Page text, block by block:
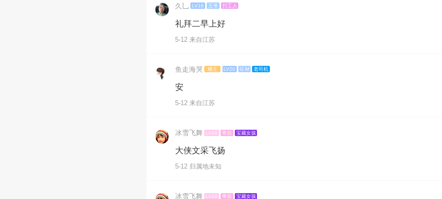
久乚 LV16 王爷 打工人
礼拜二早上好
5-12 来自江苏
鱼走海哭 楼主 LV20 G M 老司机
安
5-12 来自江苏
冰雪飞舞 LV20 帝后 宝藏女孩
大侠文采飞扬
5-12 归属地未知
冰雪飞舞 LV20 帝后 宝藏女孩